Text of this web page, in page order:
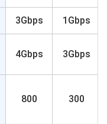
3Gbps 1Gbps
4Gbps 3Gbps
800 300